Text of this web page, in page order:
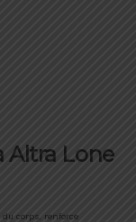
Altra Lone
corps, renforce